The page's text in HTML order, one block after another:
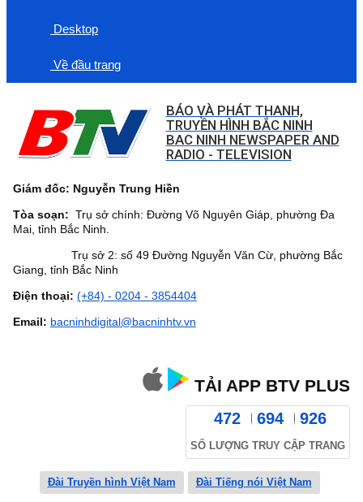
Desktop
Về đầu trang
BÁO VÀ PHÁT THANH,
TRUYỀN HÌNH BẮC NINH
BAC NINH NEWSPAPER AND
RADIO - TELEVISION
Giám đốc: Nguyễn Trung Hiền
Tòa soạn: Trụ sở chính: Đường Võ Nguyên Giáp, phường Đa
Mai, tỉnh Bắc Ninh.
Trụ sở 2: số 49 Đường Nguyễn Văn Cừ, phường Bắc
Giang, tỉnh Bắc Ninh
Điện thoại: (+84) - 0204 - 3854404
Email: bacninhdigital@bacninhtv.vn
TẢI APP BTV PLUS
472 694 926
SỐ LƯỢNG TRUY CẬP TRANG
Đài Truyền hình Việt Nam Đài Tiếng nói Việt Nam